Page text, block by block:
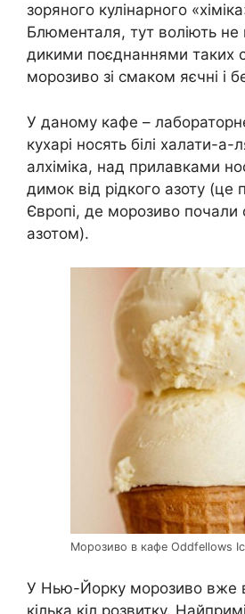
зоряного кулінарного
Блюменталя, тут воліють не
дикими поєднаннями таких
морозиво зі смаком яєчні і
У даному кафе –
кухарі носять білі халати-а-
алхіміка, над прилавками
димок від рідкого азоту (це
Європі, де морозиво почали
азотом).
Морозиво в кафе Oddfellows
У Нью-Йорку морозиво вже